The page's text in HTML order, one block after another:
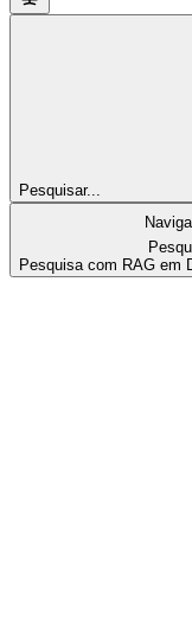
Pesquisar...
Pesquisa com RAG em